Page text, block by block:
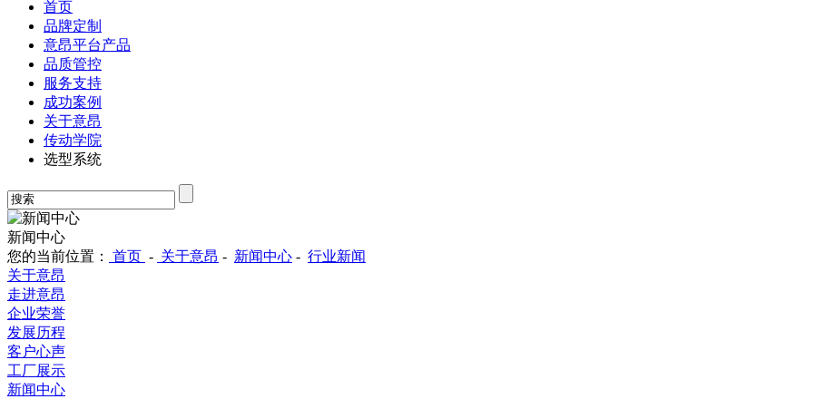
首页
品牌定制
意昂平台产品
品质管控
服务支持
成功案例
关于意昂
传动学院
选型系统
新闻中心
您的当前位置：
首页 - 关于意昂 - 新闻中心 - 行业新闻
关于意昂
走进意昂
企业荣誉
发展历程
客户心声
工厂展示
新闻中心